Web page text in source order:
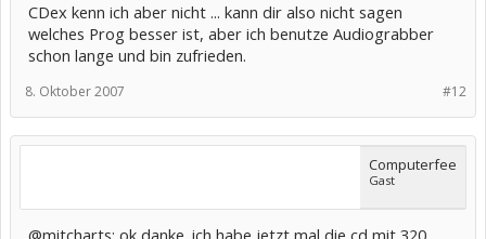
CDex kenn ich aber nicht ... kann dir also nicht sagen
welches Prog besser ist, aber ich benutze Audiograbber
schon lange und bin zufrieden.
#12
8. Oktober 2007
Computerfee
Gast
@mitcharts: ok danke. ich habe jetzt mal die cd mit 320